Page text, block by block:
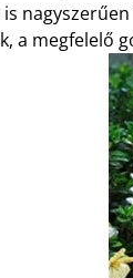
a megfelelő